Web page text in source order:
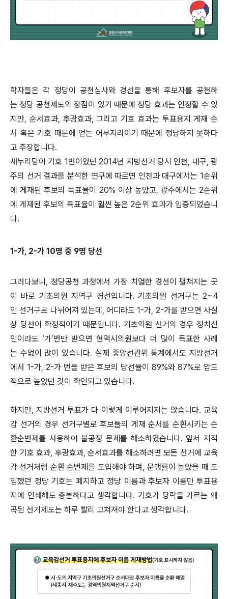
학자들은 각 정당이 공천심사와 경선을 통해 후보자를 공천하
는 정당 공천제도의 장점이 있기 때문에 정당 효과는 인정할 수 있
지만, 순서효과, 후광효과, 그리고 기호 효과는 투표용지 게재 순
서 혹은 기호 때문에 얻는 어부지리이기 때문에 정당하지 못하다
고 주장합니다.
새누리당이 기호 1번이었던 2014년 지방선거 당시 인천, 대구, 광
주의 선거 결과를 분석한 연구에 따르면 인천과 대구에서는 1순위
에 게재된 후보의 득표율이 20% 이상 높았고, 광주에서는 2순위
에 게재된 후보의 득표율이 훨씬 높은 2순위 효과가 입증되었습니
다.
1-가, 2-가 10명 중 9명 당선
그러다보니, 정당공천 과정에서 가장 치열한 경선이 펼쳐지는 곳
이 바로 기초의원 지역구 경선입니다. 기초의원 선거구는 2~4
인 선거구로 나뉘어져 있는데, 어디라도 1-가, 2-가를 받으면 사실
상 당선이 확정적이기 때문입니다. 기초의원 선거의 경우 정치신
인이라도 ‘가’번만 받으면 현역시의원보다 더 많이 득표한 사례
는 수없이 많이 있습니다. 실제 중앙선관위 통계에서도 지방선거
에서 1-가, 2-가 번을 받은 후보의 당선율이 89%와 87%로 압도
적으로 높았던 것이 확인되고 있습니다.
하지만, 지방선거 투표가 다 이렇게 이루어지지는 않습니다. 교육
감 선거의 경우 선거구별로 후보들의 게재 순서를 순환시키는 순
환순번제를 사용하여 불공정 문제를 해소하였습니다. 앞서 지적
한 기호 효과, 후광효과, 순서효과를 해소하려면 모든 선거에 교육
감 선거처럼 순환 순번제를 도입해야 하며, 문맹률이 높았을 때 도
입했던 정당 기호는 폐지하고 정당 이름과 후보자 이름만 투표용
지에 인쇄해도 충분하다고 생각합니다. 기호가 당락을 가르는 왜
곡된 선거제도는 하루 빨리 고쳐져야 한다고 생각합니다.